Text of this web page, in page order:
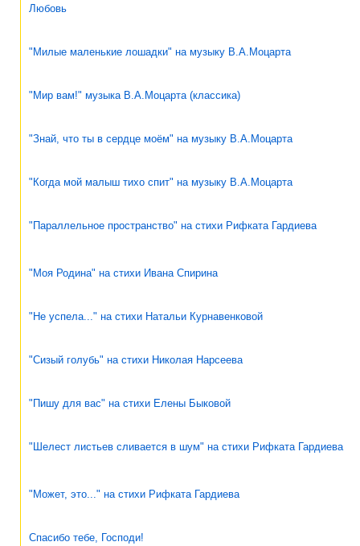
Любовь
"Милые маленькие лошадки" на музыку В.А.Моцарта
"Мир вам!" музыка В.А.Моцарта (классика)
"Знай, что ты в сердце моём" на музыку В.А.Моцарта
"Когда мой малыш тихо спит" на музыку В.А.Моцарта
"Параллельное пространство" на стихи Рифката Гардиева
"Моя Родина" на стихи Ивана Спирина
"Не успела..." на стихи Натальи Курнавенковой
"Сизый голубь" на стихи Николая Нарсеева
"Пишу для вас" на стихи Елены Быковой
"Шелест листьев сливается в шум" на стихи Рифката Гардиева
"Может, это..." на стихи Рифката Гардиева
Спасибо тебе, Господи!